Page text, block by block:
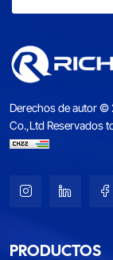
Derechos de autor ©
Co.,Ltd Reservados
PRODUCTOS